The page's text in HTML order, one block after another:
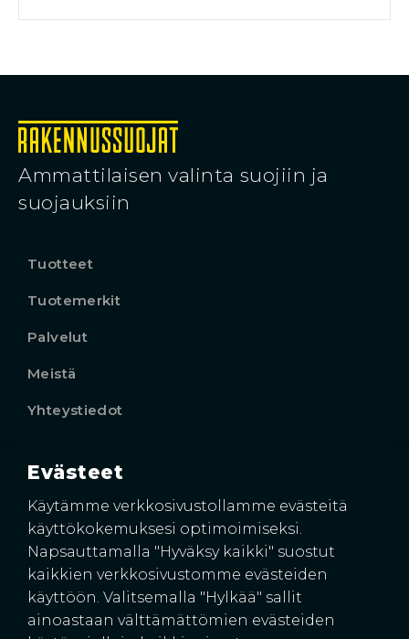
Ammattilaisen valinta suojiin ja
suojauksiin
Tuotteet
Tuotemerkit
Palvelut
Meistä
Yhteystiedot
Käyntiosoite
Harkkoraudantie 4
00700 HELSINKI
Evästeet
Käytämme verkkosivustollamme evästeitä
käyttökokemuksesi optimoimiseksi.
Napsauttamalla "Hyväksy kaikki" suostut
kaikkien verkkosivustomme evästeiden
käyttöön. Valitsemalla "Hylkää" sallit
ainoastaan välttämättömien evästeiden